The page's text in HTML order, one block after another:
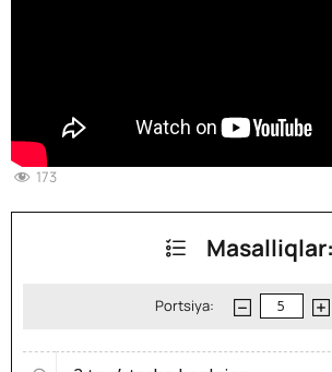
173
Masalliqlar:
Portsiya: